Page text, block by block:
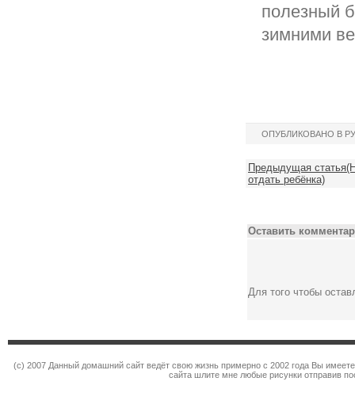
полезный
зимними
ОПУБЛИКОВАНО В
Предыдущая
отдать ребёнка)
Оставить
Для того чтобы
(c) 2007 Данный домашний сайт ведёт свою жизнь примерно с 2002 года Вы
сайта шлите мне любые рисунки отправив